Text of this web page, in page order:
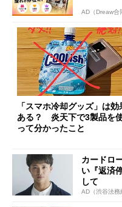
AD（Dreaw合
「スマホ冷却グッズ」は効
ある？ 炎天下で3製品を
って分かったこと
カードロ
い『返済
して
AD（渋谷法務